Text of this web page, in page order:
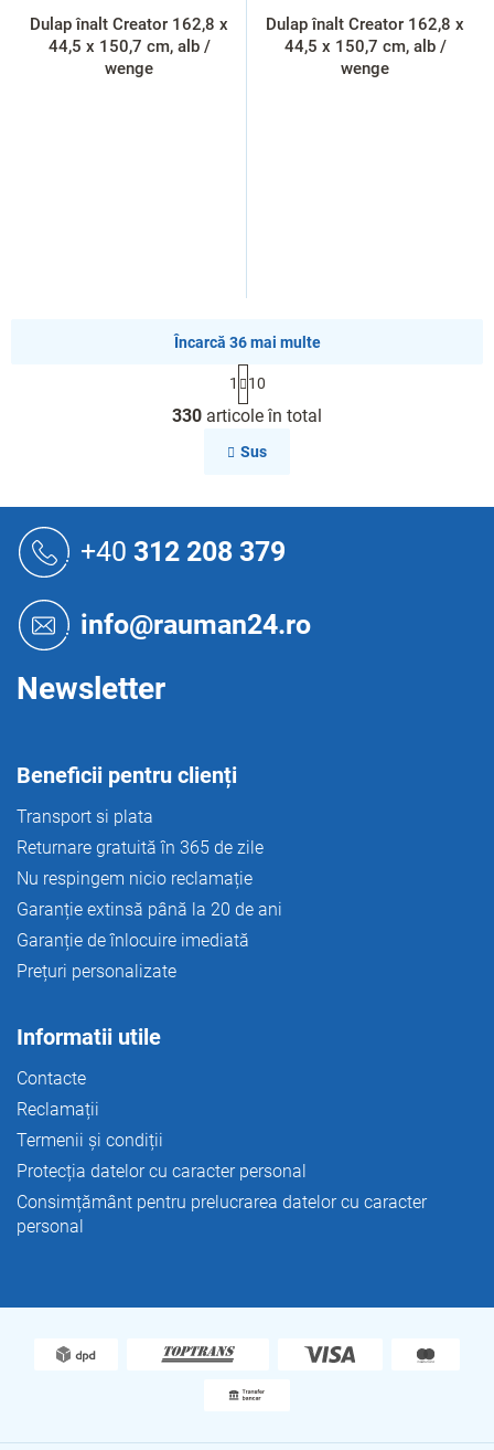
Dulap înalt Creator 162,8 x
44,5 x 150,7 cm, alb /
wenge
Dulap înalt Creator 162,8 x
44,5 x 150,7 cm, alb /
wenge
C
o
n
o
u
i
s
Încarcă 36 mai multe
P
a
g
i
n
e
1 10
330 articole în total
Sus
+40 312 208 379
info@rauman24.ro
Newsletter
Beneficii pentru clienți
Transport si plata
Returnare gratuită în 365 de zile
Nu respingem nicio reclamație
Garanție extinsă până la 20 de ani
Garanție de înlocuire imediată
Prețuri personalizate
Informatii utile
Contacte
Reclamații
Termenii și condiții
Protecția datelor cu caracter personal
Consimțământ pentru prelucrarea datelor cu caracter
personal